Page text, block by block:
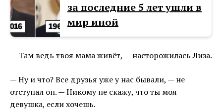
за последние 5 лет ушли в
мир иной
— Там ведь твоя мама живёт, — насторожилась Лиза.
— Ну и что? Все друзья уже у нас бывали, — не
отступал он. — Никому не скажу, что ты моя
девушка, если хочешь.